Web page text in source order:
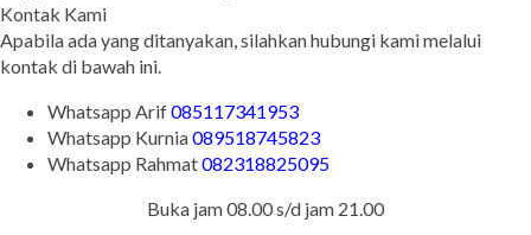
Kontak Kami
Apabila ada yang ditanyakan, silahkan hubungi kami melalui
kontak di bawah ini.
Whatsapp Arif085117341953
Whatsapp Kurnia089518745823
Whatsapp Rahmat082318825095
Buka jam 08.00 s/d jam 21.00